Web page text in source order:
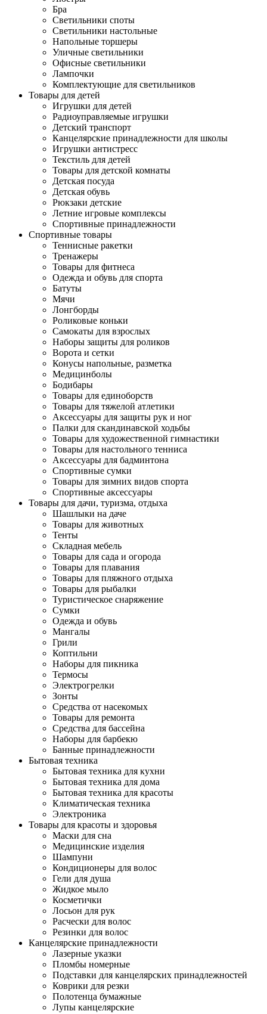
Бра
Светильники споты
Светильники настольные
Напольные торшеры
Уличные светильники
Офисные светильники
Лампочки
Комплектующие для светильников
Товары для детей
Игрушки для детей
Радиоуправляемые игрушки
Детский транспорт
Канцелярские принадлежности для школы
Игрушки антистресс
Текстиль для детей
Товары для детской комнаты
Детская посуда
Детская обувь
Рюкзаки детские
Летние игровые комплексы
Спортивные принадлежности
Спортивные товары
Теннисные ракетки
Тренажеры
Товары для фитнеса
Одежда и обувь для спорта
Батуты
Мячи
Лонгборды
Роликовые коньки
Самокаты для взрослых
Наборы защиты для роликов
Ворота и сетки
Конусы напольные, разметка
Медицинболы
Бодибары
Товары для единоборств
Товары для тяжелой атлетики
Аксессуары для защиты рук и ног
Палки для скандинавской ходьбы
Товары для художественной гимнастики
Товары для настольного тенниса
Аксессуары для бадминтона
Спортивные сумки
Товары для зимних видов спорта
Спортивные аксессуары
Товары для дачи, туризма, отдыха
Шашлыки на даче
Товары для животных
Тенты
Складная мебель
Товары для сада и огорода
Товары для плавания
Товары для пляжного отдыха
Товары для рыбалки
Туристическое снаряжение
Сумки
Одежда и обувь
Мангалы
Грили
Коптильни
Наборы для пикника
Термосы
Электрогрелки
Зонты
Средства от насекомых
Товары для ремонта
Средства для бассейна
Наборы для барбекю
Банные принадлежности
Бытовая техника
Бытовая техника для кухни
Бытовая техника для дома
Бытовая техника для красоты
Климатическая техника
Электроника
Товары для красоты и здоровья
Маски для сна
Медицинские изделия
Шампуни
Кондиционеры для волос
Гели для душа
Жидкое мыло
Косметички
Лосьон для рук
Расчески для волос
Резинки для волос
Канцелярские принадлежности
Лазерные указки
Пломбы номерные
Подставки для канцелярских принадлежностей
Коврики для резки
Полотенца бумажные
Лупы канцелярские